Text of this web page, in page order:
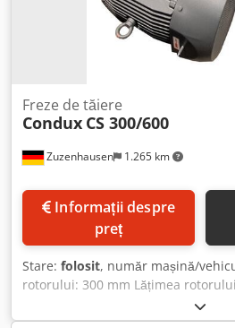
Zuzenhausen 1.265 km
Freze de tăiere
Condux CS 300/600
preț
Stare: folosit, număr mașină/
rotorului: 300 mm Lățimea
cuțite 4 rânduri de cuțite de stator
Secțiune de alimentare aprox. 300